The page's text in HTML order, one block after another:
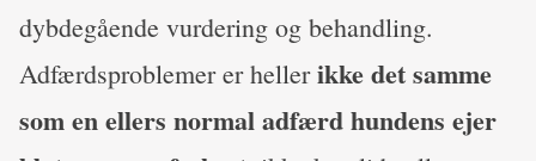
dybdegående vurdering og behandling.
Adfærdsproblemer er hellerikke det samme
som en ellers normal adfærd hundens ejer